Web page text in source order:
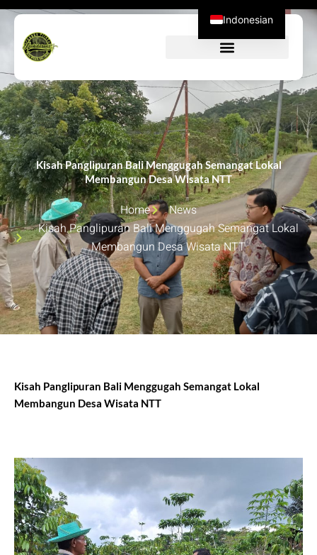
Skip
content
Kisah Panglipuran Bali Menggugah Semangat Lokal
Membangun Desa Wisata NTT
Home
News
Kisah Panglipuran Bali Menggugah Semangat Lokal
Membangun Desa Wisata NTT
Kisah Panglipuran Bali Menggugah Semangat Lokal
Membangun Desa Wisata NTT
Indonesian